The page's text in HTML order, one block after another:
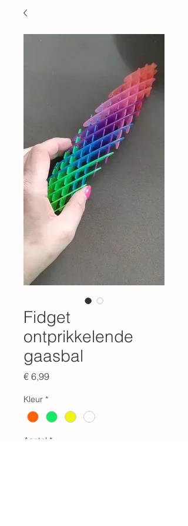
Fidget
ontprikkelende
gaasbal
€ 6,99Prijs
Kleur *
Aantal *